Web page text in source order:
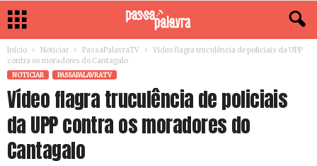
Início Noticiar PassaPalavraTV
Vídeo flagra truculência de policiais da UPP
contra os moradores do Cantagalo
NOTICIAR PASSAPALAVRATV
Vídeo flagra truculência de policiais
da UPP contra os moradores do
Cantagalo